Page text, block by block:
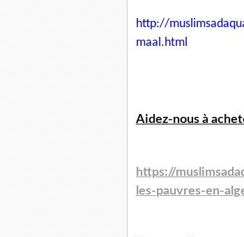
http://
maal.html
Aidez-nous à
https://
les-pauvres-en-